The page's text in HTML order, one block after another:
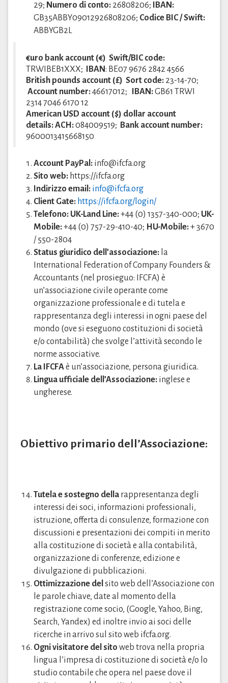
29; Numero di conto: 26808206;
IBAN:
GB35ABBY09012926808206; Codice BIC / Swift:
ABBYGB2L
€uro bank account (€) Swift/BIC code:
TRWIBEB1XXX;
IBAN: BE07 9676 2842 4566
British pounds account (£) Sort code: 23-14-70;
Account number:46617012; IBAN:GB61 TRWI
2314 7046 6170 12
American USD account ($) dollar account
details: ACH:084009519; Bank account number:
9600013415668150
Account PayPal: info@ifcfa.org
Sito web: https://ifcfa.org
Indirizzo email: info@ifcfa.org
Client Gate: https://ifcfa.org/login/
Telefono: UK-Land Line:+44 (0) 1357-340-000; UK-
Mobile:+44 (0) 757-29-410-40; HU-Mobile:+ 3670
/ 550-2804
Status giuridico dell’associazione: la
International Federation of Company Founders &
Accountants (nel prosieguo: IFCFA) è
un’associazione civile operante come
organizzazione professionale e di tutela e
rappresentanza degli interessi in ogni paese del
mondo (ove si eseguono costituzioni di società
e/o contabilità) che svolge l’attività secondo le
norme associative.
La IFCFAè un’associazione, persona giuridica.
Lingua ufficiale dell’Associazione: inglese e
ungherese.
Obiettivo primario dell’Associazione:
Tutela e sostegno della rappresentanza degli
interessi dei soci, informazioni professionali,
istruzione, offerta di consulenze, formazione con
discussioni e presentazioni dei compiti in merito
alla costituzione di società e alla contabilità,
organizzazione di conferenze, edizione e
divulgazione di pubblicazioni.
Ottimizzazione del sito web dell’Associazione con
le parole chiave, date al momento della
registrazione come socio, (Google, Yahoo, Bing,
Search, Yandex) ed inoltre invio ai soci delle
ricerche in arrivo sul sito web ifcfa.org.
Ogni visitatore del sito web trova nella propria
lingua l’impresa di costituzione di società e/o lo
studio contabile che opera nel paese dove il